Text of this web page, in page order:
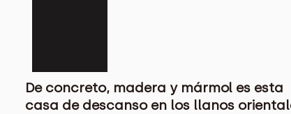
De concreto, madera y mármol es esta
casa de descanso en los llanos